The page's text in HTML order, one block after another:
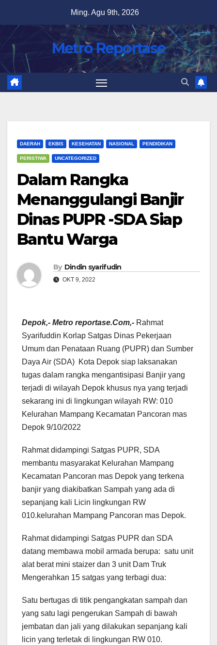
content
Ming. Agu 9th, 2026
Metro Reportase
DAERAH EKBIS KESEHATAN NASIONAL PENDIDIKAN
PERISTIWA UNCATEGORIZED
Dalam Rangka
Menanggulangi Banjir
Dinas PUPR -SDA Siap
Bantu Warga
By Dindin syarifudin
OKT 9, 2022
Depok,- Metro reportase.Com,- Rahmat
Syarifuddin Korlap Satgas Dinas Pekerjaan
Umum dan Penataan Ruang (PUPR) dan Sumber
Daya Air (SDA) Kota Depok siap laksanakan
tugas dalam rangka mengantisipasi Banjir yang
terjadi di wilayah Depok khusus nya yang terjadi
sekarang ini di lingkungan wilayah RW: 010
Kelurahan Mampang Kecamatan Pancoran mas
Depok 9/10/2022
Rahmat didampingi Satgas PUPR, SDA
membantu masyarakat Kelurahan Mampang
Kecamatan Pancoran mas Depok yang terkena
banjir yang diakibatkan Sampah yang ada di
sepanjang kali Licin lingkungan RW
010.kelurahan Mampang Pancoran mas Depok.
Rahmat didampingi Satgas PUPR dan SDA
datang membawa mobil armada berupa: satu unit
alat berat mini staizer dan 3 unit Dam Truk
Mengerahkan 15 satgas yang terbagi dua:
Satu bertugas di titik pengangkatan sampah dan
yang satu lagi pengerukan Sampah di bawah
jembatan dan jali yang dilakukan sepanjang kali
licin yang terletak di lingkungan RW 010.